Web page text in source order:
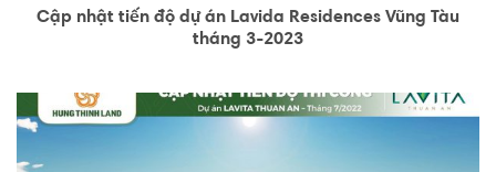
Cập nhật tiến độ dự án Lavida Residences Vũng Tàu
tháng 3-2023